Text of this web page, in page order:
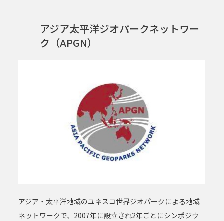
アジア太平洋ジオパークネットワー
ク（APGN）
アジア・太平洋地域のユネスコ世界ジオパークによる地域
ネットワークで、2007年に設立され2年ごとにシンポジウ